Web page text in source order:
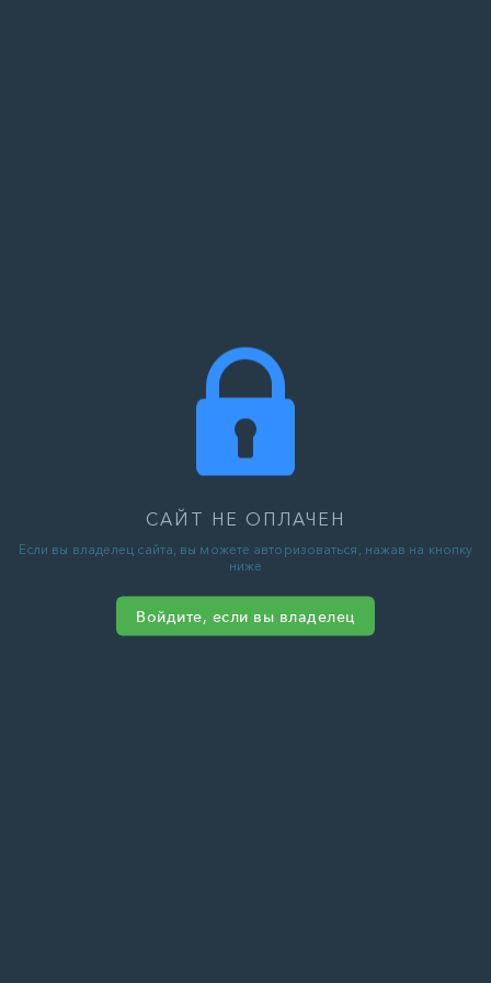
САЙТ НЕ ОПЛАЧЕН
Если вы владелец сайта, вы можете авторизоваться, нажав на кнопку
ниже
Войдите, если вы владелец